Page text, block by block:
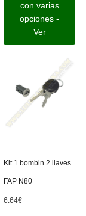
con varias
opciones -
Ver
Kit 1 bombin 2 llaves
FAP N80
6.64€